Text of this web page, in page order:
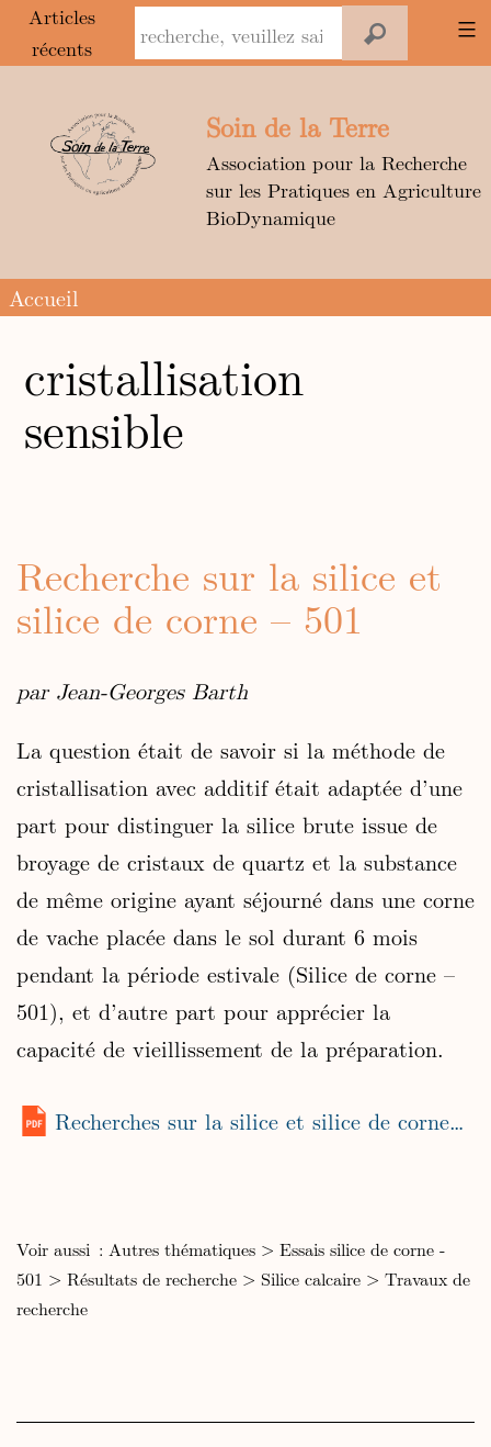
Aller
contenu
Soin de la Terre
Association pour la Recherche
sur les Pratiques en Agriculture
BioDynamique
Articles
récents
Accueil
cristallisation
sensible
Recherche sur la silice et
silice de corne – 501
par Jean-Georges Barth
La question était de savoir si la méthode de
cristallisation avec additif était adaptée d’une
part pour distinguer la silice brute issue de
broyage de cristaux de quartz et la substance
de même origine ayant séjourné dans une corne
de vache placée dans le sol durant 6 mois
pendant la période estivale (Silice de corne –
501), et d’autre part pour apprécier la
capacité de vieillissement de la préparation.
Recherches sur la silice et silice de corne – 501
Voir aussi : Autres thématiques > Essais silice de corne -
501 > Résultats de recherche > Silice calcaire > Travaux de
recherche
Panneau de gestion des cookies